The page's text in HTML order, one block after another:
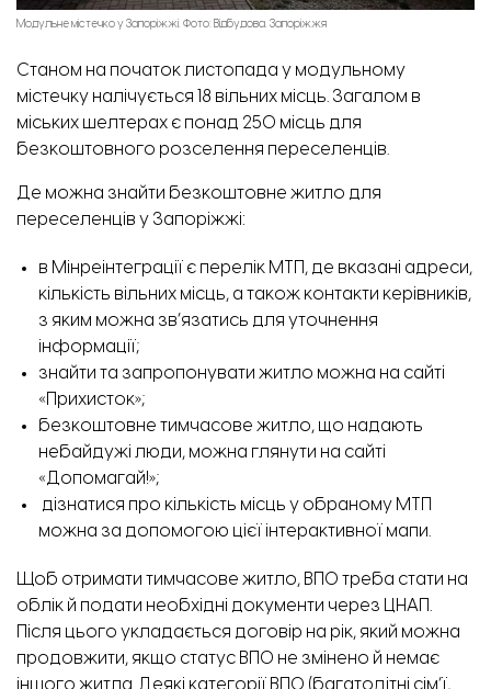
Модульне містечко у Запоріжжі. Фото: Відбудова. Запоріжжя
Станом на початок листопада у модульному
містечку налічується 18 вільних місць. Загалом в
міських шелтерах є понад 250 місць для
безкоштовного розселення переселенців.
Де можна знайти безкоштовне житло для
переселенців у Запоріжжі:
в Мінреінтеграції є перелік МТП , де вказані адреси,
кількість вільних місць, а також контакти керівників,
з яким можна зв’язатись для уточнення
інформації;
знайти та запропонувати житло можна на сайті
«Прихисток»;
безкоштовне тимчасове житло, що надають
небайдужі люди, можна глянути на сайті
«Допомагай!»;
дізнатися про кількість місць у обраному МТП
можна за допомогою цієї інтерактивної мапи.
Щоб отримати тимчасове житло, ВПО треба стати на
облік й подати необхідні документи через ЦНАП.
Після цього укладається договір на рік, який можна
продовжити, якщо статус ВПО не змінено й немає
іншого житла. Деякі категорії ВПО (багатодітні сім’ї,